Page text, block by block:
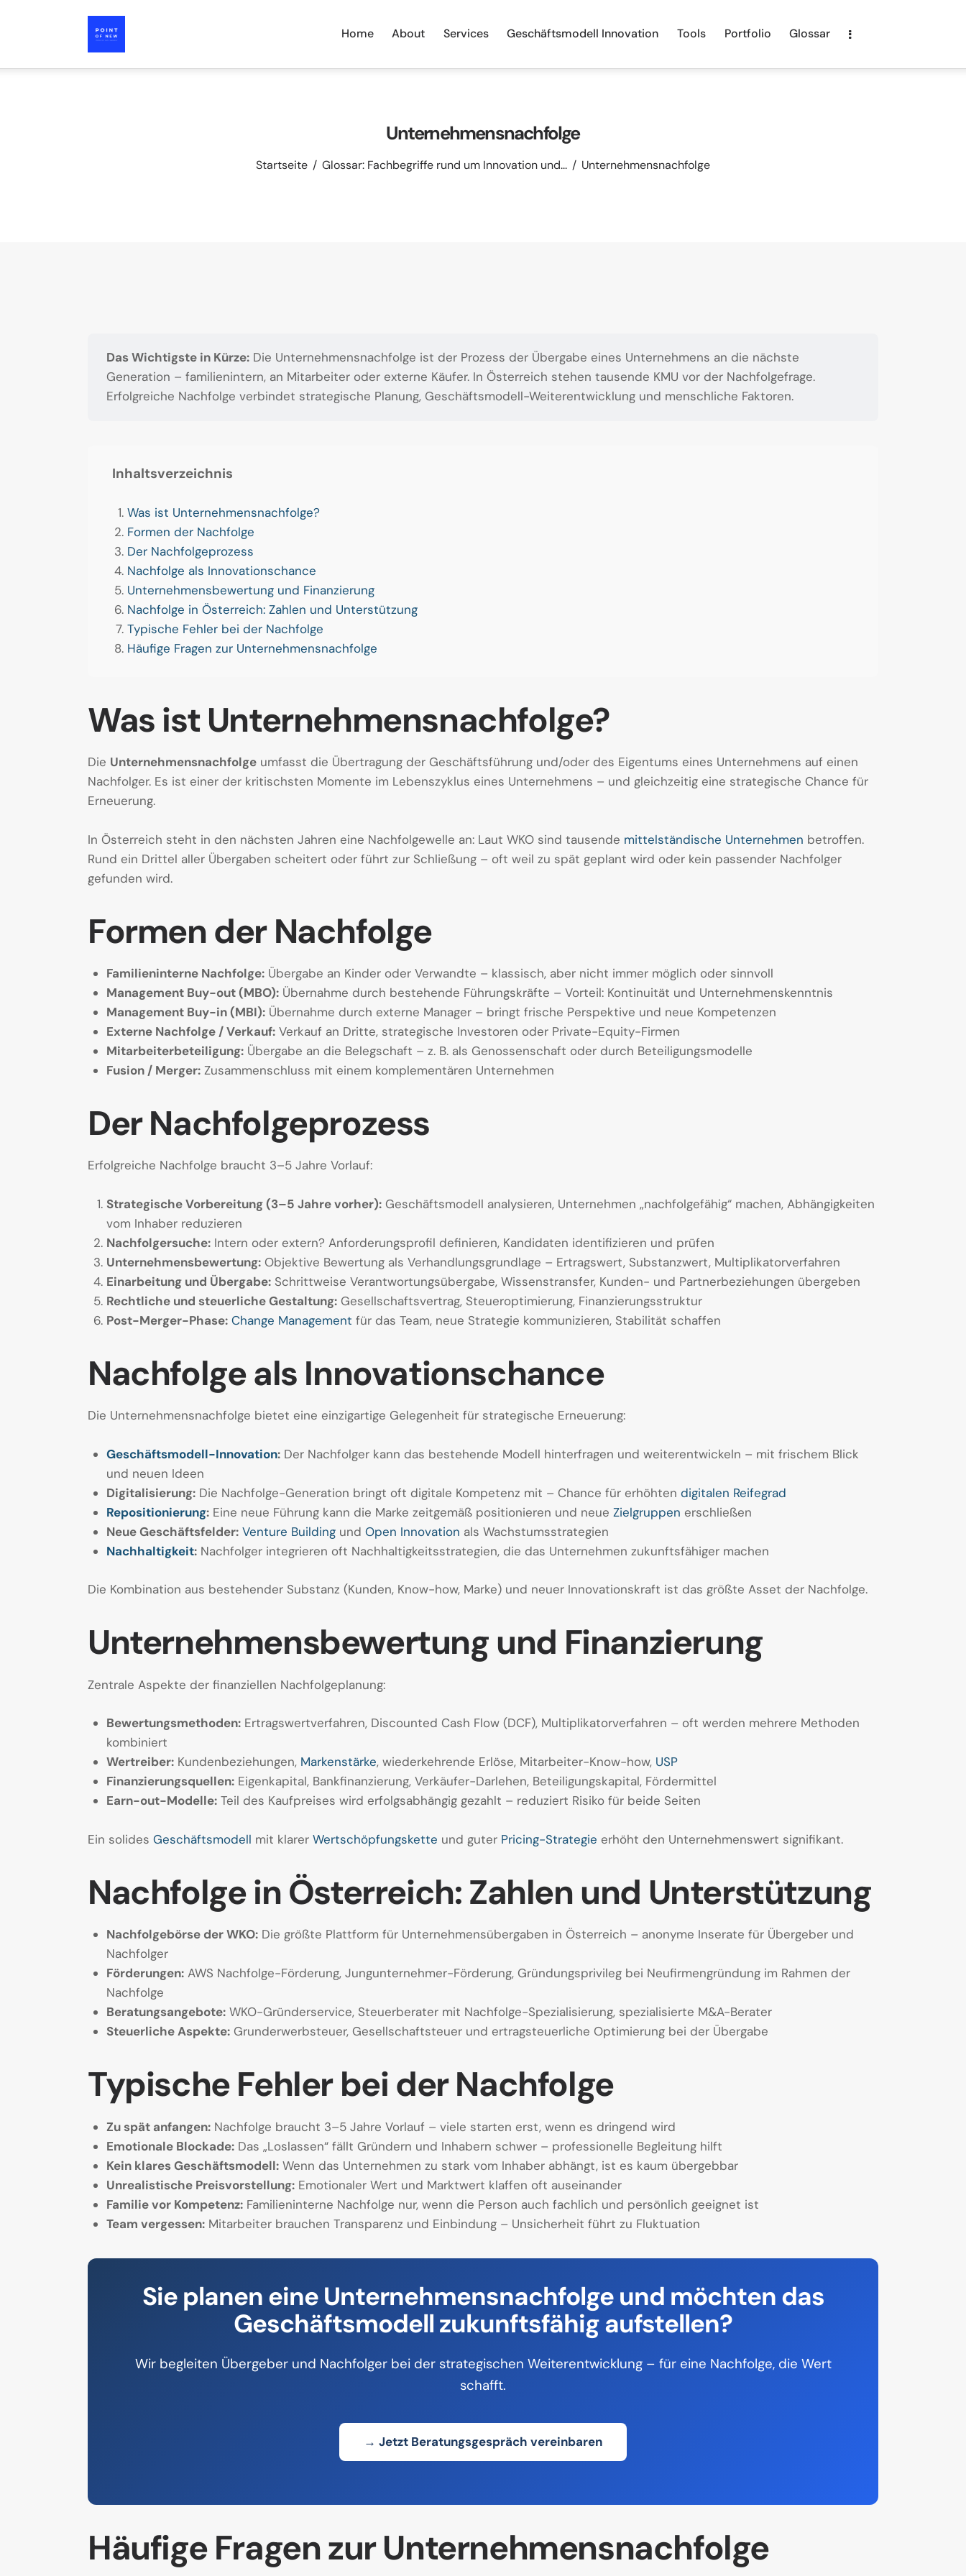
Home About Services Geschäftsmodell Innovation Tools Portfolio Glossar
Unternehmensnachfolge
Startseite Glossar: Fachbegriffe rund um Innovation und... Unternehmensnachfolge
Das Wichtigste in Kürze:Die Unternehmensnachfolge ist der Prozess der Übergabe eines Unternehmens an die nächste
Generation – familienintern, an Mitarbeiter oder externe Käufer. In Österreich stehen tausende KMU vor der Nachfolgefrage.
Erfolgreiche Nachfolge verbindet strategische Planung, Geschäftsmodell-Weiterentwicklung und menschliche Faktoren.
Inhaltsverzeichnis
Was ist Unternehmensnachfolge?
Formen der Nachfolge
Der Nachfolgeprozess
Nachfolge als Innovationschance
Unternehmensbewertung und Finanzierung
Nachfolge in Österreich: Zahlen und Unterstützung
Typische Fehler bei der Nachfolge
Häufige Fragen zur Unternehmensnachfolge
Was ist Unternehmensnachfolge?
Die Unternehmensnachfolge umfasst die Übertragung der Geschäftsführung und/oder des Eigentums eines Unternehmens auf einen
Nachfolger. Es ist einer der kritischsten Momente im Lebenszyklus eines Unternehmens – und gleichzeitig eine strategische Chance für
Erneuerung.
In Österreich steht in den nächsten Jahren eine Nachfolgewelle an: Laut WKO sind tausende mittelständische Unternehmen betroffen.
Rund ein Drittel aller Übergaben scheitert oder führt zur Schließung – oft weil zu spät geplant wird oder kein passender Nachfolger
gefunden wird.
Formen der Nachfolge
Familieninterne Nachfolge:Übergabe an Kinder oder Verwandte – klassisch, aber nicht immer möglich oder sinnvoll
Management Buy-out (MBO):Übernahme durch bestehende Führungskräfte – Vorteil: Kontinuität und Unternehmenskenntnis
Management Buy-in (MBI):Übernahme durch externe Manager – bringt frische Perspektive und neue Kompetenzen
Externe Nachfolge / Verkauf:Verkauf an Dritte, strategische Investoren oder Private-Equity-Firmen
Mitarbeiterbeteiligung:Übergabe an die Belegschaft – z. B. als Genossenschaft oder durch Beteiligungsmodelle
Fusion / Merger:Zusammenschluss mit einem komplementären Unternehmen
Der Nachfolgeprozess
Erfolgreiche Nachfolge braucht 3–5 Jahre Vorlauf:
Strategische Vorbereitung (3–5 Jahre vorher):Geschäftsmodell analysieren, Unternehmen „nachfolgefähig“ machen, Abhängigkeiten
vom Inhaber reduzieren
Nachfolgersuche:Intern oder extern? Anforderungsprofil definieren, Kandidaten identifizieren und prüfen
Unternehmensbewertung:Objektive Bewertung als Verhandlungsgrundlage – Ertragswert, Substanzwert, Multiplikatorverfahren
Einarbeitung und Übergabe:Schrittweise Verantwortungsübergabe, Wissenstransfer, Kunden- und Partnerbeziehungen übergeben
Rechtliche und steuerliche Gestaltung:Gesellschaftsvertrag, Steueroptimierung, Finanzierungsstruktur
Post-Merger-Phase: Change Management für das Team, neue Strategie kommunizieren, Stabilität schaffen
Nachfolge als Innovationschance
Die Unternehmensnachfolge bietet eine einzigartige Gelegenheit für strategische Erneuerung:
Geschäftsmodell-Innovation:Der Nachfolger kann das bestehende Modell hinterfragen und weiterentwickeln – mit frischem Blick
und neuen Ideen
Digitalisierung:Die Nachfolge-Generation bringt oft digitale Kompetenz mit – Chance für erhöhten digitalen Reifegrad
Repositionierung:Eine neue Führung kann die Marke zeitgemäß positionieren und neue Zielgruppen erschließen
Neue Geschäftsfelder: Venture Buildingund Open Innovation als Wachstumsstrategien
Nachhaltigkeit:Nachfolger integrieren oft Nachhaltigkeitsstrategien, die das Unternehmen zukunftsfähiger machen
Die Kombination aus bestehender Substanz (Kunden, Know-how, Marke) und neuer Innovationskraft ist das größte Asset der Nachfolge.
Unternehmensbewertung und Finanzierung
Zentrale Aspekte der finanziellen Nachfolgeplanung:
Bewertungsmethoden:Ertragswertverfahren, Discounted Cash Flow (DCF), Multiplikatorverfahren – oft werden mehrere Methoden
kombiniert
Wertreiber:Kundenbeziehungen, Markenstärke, wiederkehrende Erlöse, Mitarbeiter-Know-how, USP
Finanzierungsquellen:Eigenkapital, Bankfinanzierung, Verkäufer-Darlehen, Beteiligungskapital, Fördermittel
Earn-out-Modelle:Teil des Kaufpreises wird erfolgsabhängig gezahlt – reduziert Risiko für beide Seiten
Ein solides Geschäftsmodell mit klarer Wertschöpfungskette und guter Pricing-Strategie erhöht den Unternehmenswert signifikant.
Nachfolge in Österreich: Zahlen und Unterstützung
Nachfolgebörse der WKO:Die größte Plattform für Unternehmensübergaben in Österreich – anonyme Inserate für Übergeber und
Nachfolger
Förderungen:AWS Nachfolge-Förderung, Jungunternehmer-Förderung, Gründungsprivileg bei Neufirmengründung im Rahmen der
Nachfolge
Beratungsangebote:WKO-Gründerservice, Steuerberater mit Nachfolge-Spezialisierung, spezialisierte M&A-Berater
Steuerliche Aspekte:Grunderwerbsteuer, Gesellschaftsteuer und ertragsteuerliche Optimierung bei der Übergabe
Typische Fehler bei der Nachfolge
Zu spät anfangen:Nachfolge braucht 3–5 Jahre Vorlauf – viele starten erst, wenn es dringend wird
Emotionale Blockade:Das „Loslassen“ fällt Gründern und Inhabern schwer – professionelle Begleitung hilft
Kein klares Geschäftsmodell:Wenn das Unternehmen zu stark vom Inhaber abhängt, ist es kaum übergebbar
Unrealistische Preisvorstellung:Emotionaler Wert und Marktwert klaffen oft auseinander
Familie vor Kompetenz:Familieninterne Nachfolge nur, wenn die Person auch fachlich und persönlich geeignet ist
Team vergessen:Mitarbeiter brauchen Transparenz und Einbindung – Unsicherheit führt zu Fluktuation
Sie planen eine Unternehmensnachfolge und möchten das
Geschäftsmodell zukunftsfähig aufstellen?
Wir begleiten Übergeber und Nachfolger bei der strategischen Weiterentwicklung – für eine Nachfolge, die Wert
schafft.
→ Jetzt Beratungsgespräch vereinbaren
Häufige Fragen zur Unternehmensnachfolge